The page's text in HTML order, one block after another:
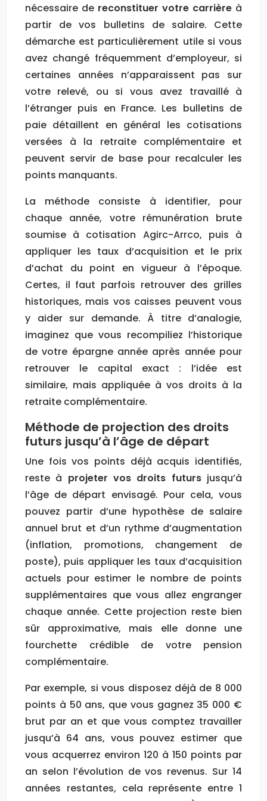
nécessaire de reconstituer votre carrière à
partir de vos bulletins de salaire. Cette
démarche est particulièrement utile si vous
avez changé fréquemment d’employeur, si
certaines années n’apparaissent pas sur
votre relevé, ou si vous avez travaillé à
l’étranger puis en France. Les bulletins de
paie détaillent en général les cotisations
versées à la retraite complémentaire et
peuvent servir de base pour recalculer les
points manquants.
La méthode consiste à identifier, pour
chaque année, votre rémunération brute
soumise à cotisation Agirc-Arrco, puis à
appliquer les taux d’acquisition et le prix
d’achat du point en vigueur à l’époque.
Certes, il faut parfois retrouver des grilles
historiques, mais vos caisses peuvent vous
y aider sur demande. À titre d’analogie,
imaginez que vous recompiliez l’historique
de votre épargne année après année pour
retrouver le capital exact : l’idée est
similaire, mais appliquée à vos droits à la
retraite complémentaire.
Méthode de projection des droits
futurs jusqu’à l’âge de départ
Une fois vos points déjà acquis identifiés,
reste à projeter vos droits futursjusqu’à
l’âge de départ envisagé. Pour cela, vous
pouvez partir d’une hypothèse de salaire
annuel brut et d’un rythme d’augmentation
(inflation, promotions, changement de
poste), puis appliquer les taux d’acquisition
actuels pour estimer le nombre de points
supplémentaires que vous allez engranger
chaque année. Cette projection reste bien
sûr approximative, mais elle donne une
fourchette crédible de votre pension
complémentaire.
Par exemple, si vous disposez déjà de 8 000
points à 50 ans, que vous gagnez 35 000 €
brut par an et que vous comptez travailler
jusqu’à 64 ans, vous pouvez estimer que
vous acquerrez environ 120 à 150 points par
an selon l’évolution de vos revenus. Sur 14
années restantes, cela représente entre 1